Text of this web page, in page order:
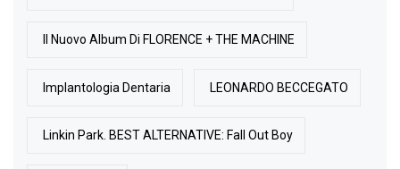
Il Nuovo Album Di FLORENCE + THE MACHINE
Implantologia Dentaria LEONARDO BECCEGATO
Linkin Park. BEST ALTERNATIVE: Fall Out Boy